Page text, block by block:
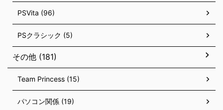
PSVita (96)
PSクラシック (5)
その他 (181)
Team Princess (15)
パソコン関係 (19)